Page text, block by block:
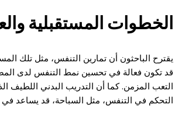
الخطوات المستقبلية
يقترح الباحثون أن تمارين التنفس، مثل تلك
قد تكون فعالة في تحسين نمط التنفس لدى
التعب المزمن. كما أن التدريب البدني اللطيف
التحكم في التنفس، مثل السباحة، قد يساعد